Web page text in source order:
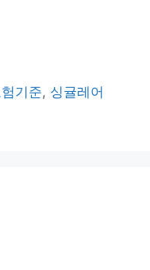
기준, 싱귤레어